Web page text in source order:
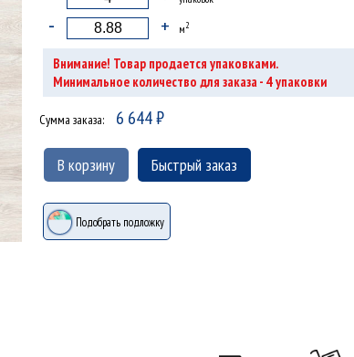
- + м2
Внимание! Товар продается упаковками.
Минимальное количество для заказа - 4упаковки
Сумма заказа: 6 644₽
В корзину Быстрый заказ
Подобрать подложку